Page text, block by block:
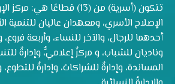
تتكون (أسرية) من (13) قطاعًا
الإصلاح الأسري، ومعهدان عاليان للتنمية
أحدهما للرجال، والآخر للنساء، وأربعة فروع،
وناديان للشباب، و مركزٌ إعلاميٌّ، وإدارةٌ
المساندة، وإدارةٌ للشراكات، وإدارةٌ للتطوع،